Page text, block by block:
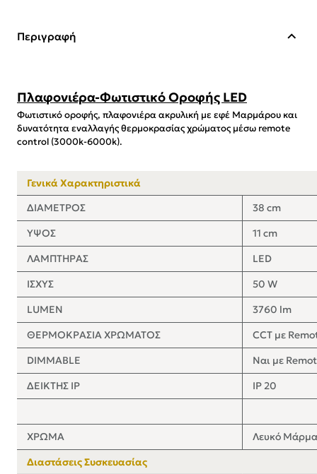
Περιγραφή
Πλαφονιέρα-Φωτιστικό Οροφής LED
Φωτιστικό οροφής, πλαφονιέρα ακρυλική με εφέ Μαρμάρου και
δυνατότητα εναλλαγής θερμοκρασίας χρώματος μέσω remote
control (3000k-6000k).
Γενικά Χαρακτηριστικά
ΔΙΑΜΕΤΡΟΣ
38 cm
ΥΨΟΣ
11 cm
ΛΑΜΠΤΗΡΑΣ
LED
ΙΣΧΥΣ
50 W
LUMEN
3760 lm
ΘΕΡΜΟΚΡΑΣΙΑ ΧΡΩΜΑΤΟΣ
CCT με
DIMMABLE
Ναι με
ΔΕΙΚΤΗΣ IP
IP 20
ΧΡΩΜΑ
Λευκό
Διαστάσεις Συσκευασίας